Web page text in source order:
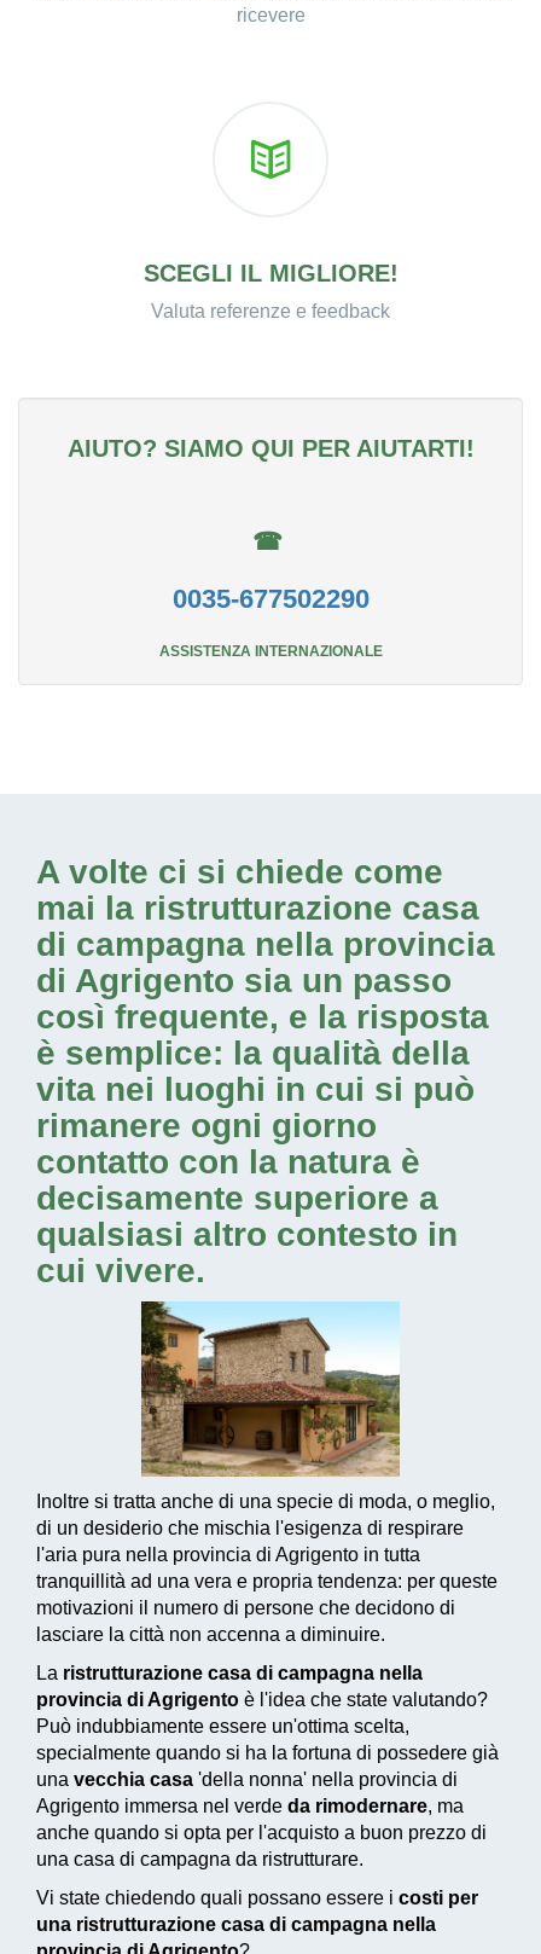
ricevere
SCEGLI IL MIGLIORE!
Valuta referenze e feedback
AIUTO? SIAMO QUI PER AIUTARTI!
☎
0035-677502290
ASSISTENZA INTERNAZIONALE
A volte ci si chiede come
mai la ristrutturazione casa
di campagna nella provincia
di Agrigento sia un passo
così frequente, e la risposta
è semplice: la qualità della
vita nei luoghi in cui si può
rimanere ogni giorno
contatto con la natura è
decisamente superiore a
qualsiasi altro contesto in
cui vivere.
Inoltre si tratta anche di una specie di moda, o meglio,
di un desiderio che mischia l'esigenza di respirare
l'aria pura nella provincia di Agrigento in tutta
tranquillità ad una vera e propria tendenza: per queste
motivazioni il numero di persone che decidono di
lasciare la città non accenna a diminuire.
La ristrutturazione casa di campagna nella
provincia di Agrigento è l'idea che state valutando?
Può indubbiamente essere un'ottima scelta,
specialmente quando si ha la fortuna di possedere già
una vecchia casa 'della nonna' nella provincia di
Agrigento immersa nel verde da rimodernare, ma
anche quando si opta per l'acquisto a buon prezzo di
una casa di campagna da ristrutturare.
Vi state chiedendo quali possano essere i costi per
una ristrutturazione casa di campagna nella